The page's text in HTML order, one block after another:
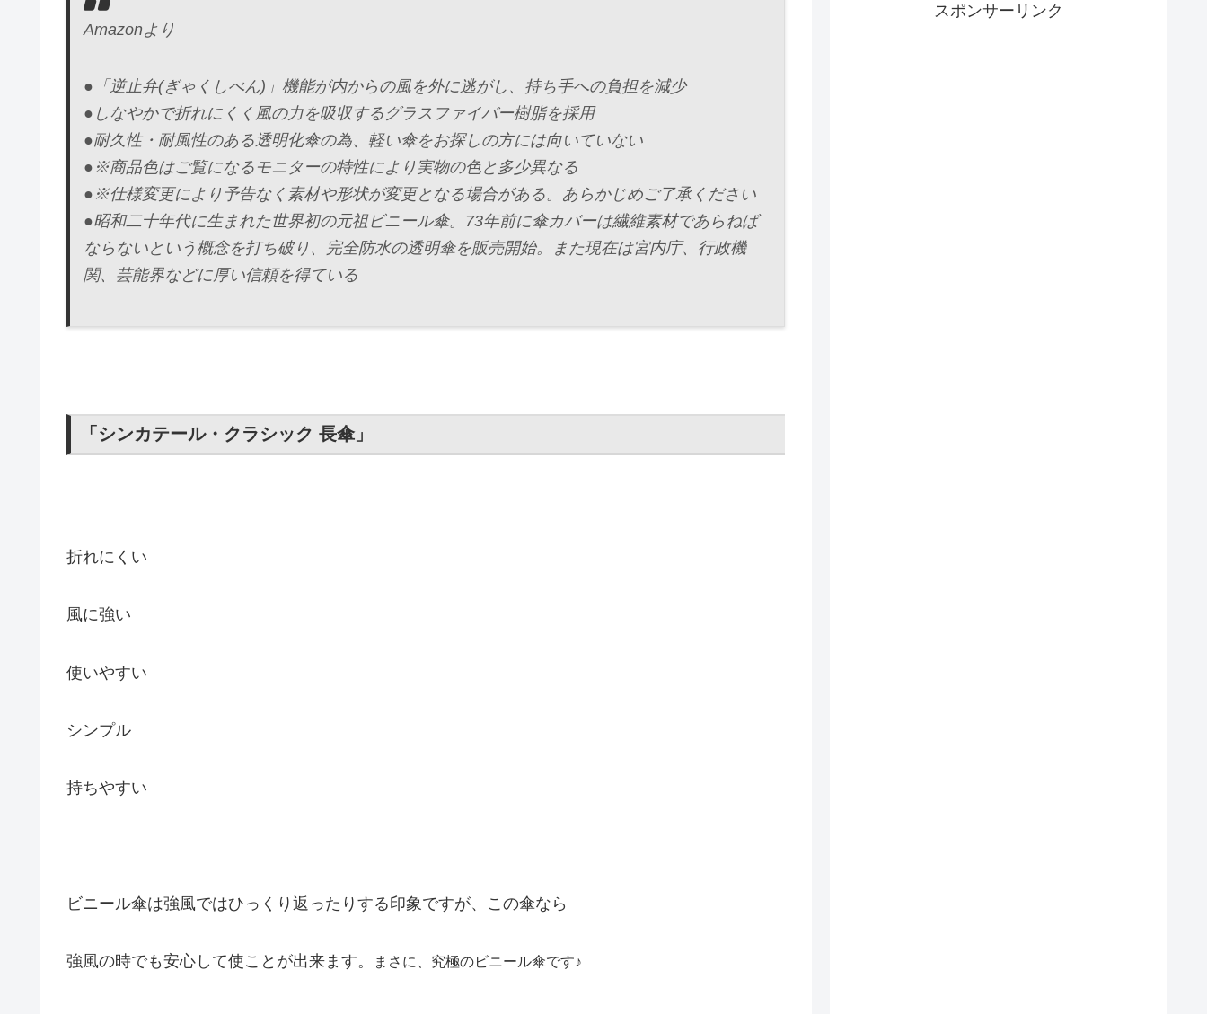
Amazonより
●「逆止弁(ぎゃくしべん)」機能が内からの風を外に逃がし、持ち手への負担を減少
●しなやかで折れにくく風の力を吸収するグラスファイバー樹脂を採用
●耐久性・耐風性のある透明化傘の為、軽い傘をお探しの方には向いていない
●※商品色はご覧になるモニターの特性により実物の色と多少異なる
●※仕様変更により予告なく素材や形状が変更となる場合がある。あらかじめご了承ください
●昭和二十年代に生まれた世界初の元祖ビニール傘。73年前に傘カバーは繊維素材であらねば
ならないという概念を打ち破り、完全防水の透明傘を販売開始。また現在は宮内庁、行政機
関、芸能界などに厚い信頼を得ている
「シンカテール・クラシック 長傘」
折れにくい
風に強い
使いやすい
シンプル
持ちやすい
ビニール傘は強風ではひっくり返ったりする印象ですが、この傘なら
強風の時でも安心して使ことが出来ます。 まさに、究極のビニール傘です♪
スポンサーリンク